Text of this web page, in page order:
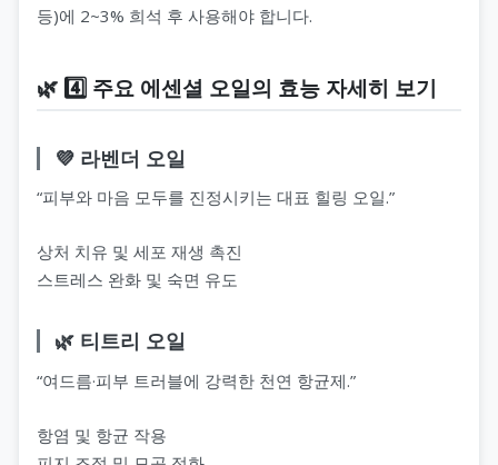
등)에 2~3% 희석 후 사용해야 합니다.
🌿 4️⃣ 주요 에센셜 오일의 효능 자세히 보기
💜 라벤더 오일
“피부와 마음 모두를 진정시키는 대표 힐링 오일.”
상처 치유 및 세포 재생 촉진
스트레스 완화 및 숙면 유도
🌿 티트리 오일
“여드름·피부 트러블에 강력한 천연 항균제.”
항염 및 항균 작용